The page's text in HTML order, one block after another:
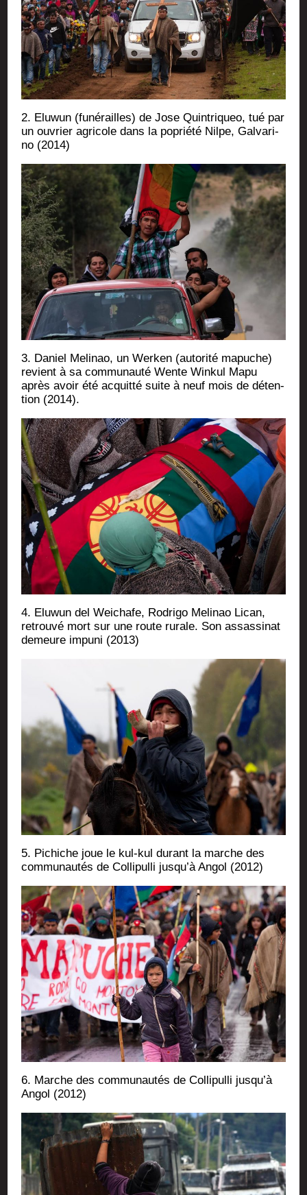
2. Elu­wun (funé­railles) de Jose Quin­tri­queo, tué par
un ouvrier agri­cole dans la poprié­té Nilpe, Gal­va­ri­
no (2014)
3. Daniel Meli­nao, un Wer­ken (auto­ri­té mapuche)
revient à sa com­mu­nau­té Wente Win­kul Mapu
après avoir été acquit­té suite à neuf mois de déten­
tion (2014).
4. Elu­wun del Wei­chafe, Rodri­go Meli­nao Lican,
retrou­vé mort sur une route rurale. Son assas­si­nat
demeure impu­ni (2013)
5. Pichiche joue le kul-kul durant la marche des
com­mu­nau­tés de Col­li­pul­li jus­qu’à Angol (2012)
6. Marche des com­mu­nau­tés de Col­li­pul­li jus­qu’à
Angol (2012)